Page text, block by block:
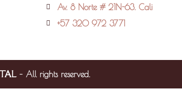
Av. 8 Norte # 21N-63. Cali
+57 320 972 3771
– All rights reserved.